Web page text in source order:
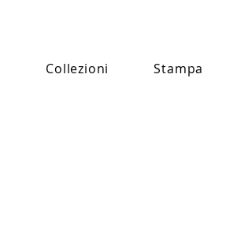
Collezioni Stampa